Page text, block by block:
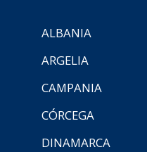
ALBANIA
ARGELIA
CAMPANIA
CÓRCEGA
DINAMARCA